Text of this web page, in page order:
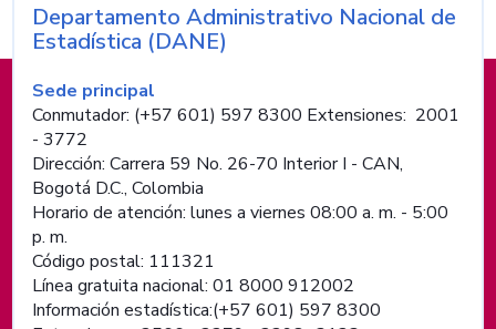
Información de pie de página
Nombre de la entidad
Departamento Administrativo Nacional de
Estadística (DANE)
Sede principal
Conmutador: (+57 601) 597 8300 Extensiones: 2001
- 3772
Dirección: Carrera 59 No. 26-70 Interior I - CAN,
Bogotá D.C., Colombia
Horario de atención: lunes a viernes 08:00 a. m. - 5:00
p. m.
Código postal: 111321
Línea gratuita nacional: 01 8000 912002
Información estadística:(+57 601) 597 8300